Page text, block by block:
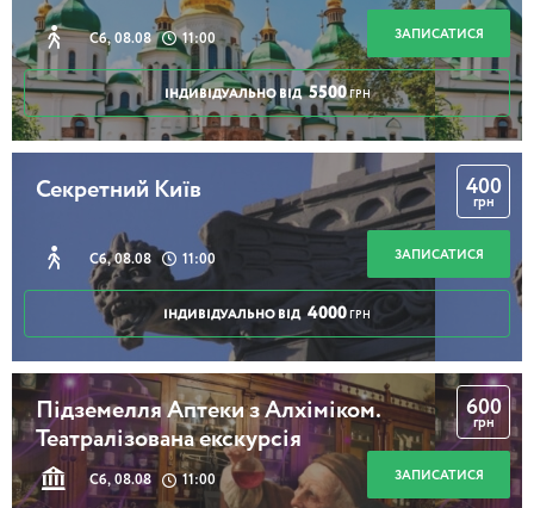
Сб, 08.08 11:00 ЗАПИСАТИСЯ
ІНДИВІДУАЛЬНО ВІД 5500 ГРН
Секретний Київ
Сб, 08.08 11:00
400
грн
ЗАПИСАТИСЯ
ІНДИВІДУАЛЬНО ВІД 4000 ГРН
Підземелля Аптеки з Алхіміком.
Театралізована екскурсія
Сб, 08.08 11:00
600
грн
ЗАПИСАТИСЯ